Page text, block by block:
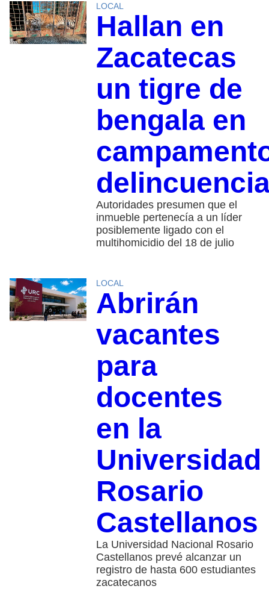
LOCAL
Hallan en
Zacatecas
un tigre de
bengala en
Autoridades presumen que el
inmueble pertenecía a un líder
posiblemente ligado con el
multihomicidio del 18 de julio
LOCAL
Abrirán
vacantes
para
docentes
en la
Universidad
Rosario
Castellanos
La Universidad Nacional Rosario
Castellanos prevé alcanzar un
registro de hasta 600 estudiantes
zacatecanos